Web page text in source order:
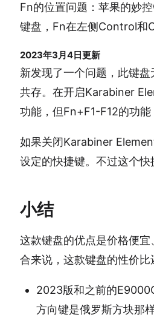
Fn的位置问题：苹果的妙
键盘，Fn在左侧Control和
2023年3月4日更新
新发现了一个问题，此键
共存。在开启Karabiner
功能，但Fn+F1-F12的功能
如果关闭Karabiner
设定的快捷键。不过这个快
小结
这款键盘的优点是价格便
合来说，这款键盘的性价比
2023版和之前的
方向键是俄罗斯方块那